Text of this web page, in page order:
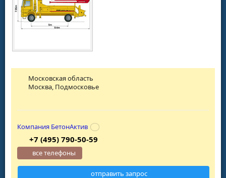
Московская область
Москва, Подмосковье
Компания БетонАктив
+7 (495) 790-50-59
все телефоны
отправить запрос